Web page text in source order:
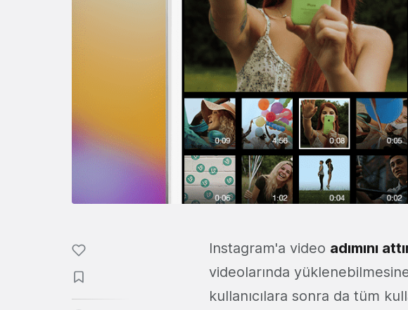
Instagram'a video adımını
videolarında
kullanıcılara sonra da tüm